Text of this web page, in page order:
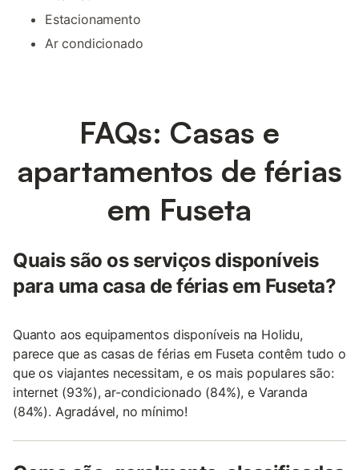
Estacionamento
Ar condicionado
FAQs: Casas e
apartamentos de férias
em Fuseta
Quais são os serviços disponíveis
para uma casa de férias em Fuseta?
Quanto aos equipamentos disponíveis na Holidu,
parece que as casas de férias em Fuseta contêm tudo o
que os viajantes necessitam, e os mais populares são:
internet (93%), ar-condicionado (84%), e Varanda
(84%). Agradável, no mínimo!